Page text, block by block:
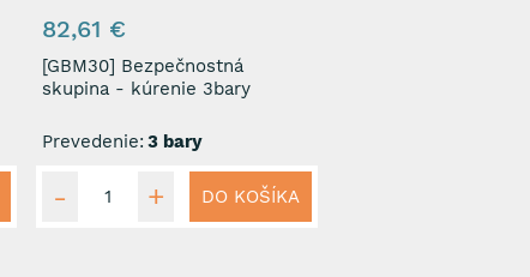
82,61 €
[GBM30] Bezpečnostná
skupina - kúrenie 3bary
Prevedenie: 3 bary
DO KOŠÍKA